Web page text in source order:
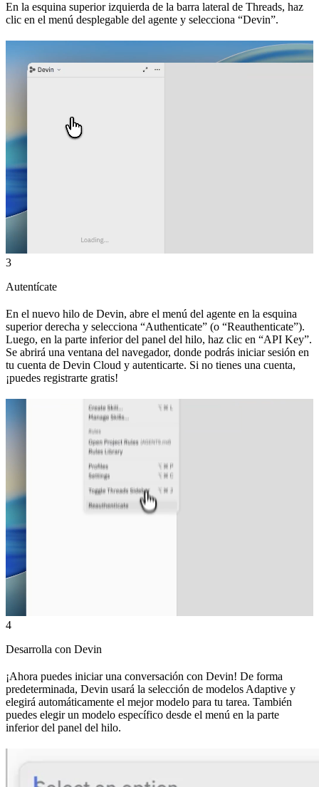
En la esquina superior izquierda de la barra lateral de Threads, haz
clic en el menú desplegable del agente y selecciona “Devin”.
3
Autentícate
En el nuevo hilo de Devin, abre el menú del agente en la esquina
superior derecha y selecciona “Authenticate” (o “Reauthenticate”).
Luego, en la parte inferior del panel del hilo, haz clic en “API Key”.
Se abrirá una ventana del navegador, donde podrás iniciar sesión en
tu cuenta de Devin Cloud y autenticarte. Si no tienes una cuenta,
¡puedes registrarte gratis!
4
Desarrolla con Devin
¡Ahora puedes iniciar una conversación con Devin! De forma
predeterminada, Devin usará la selección de modelos Adaptive y
elegirá automáticamente el mejor modelo para tu tarea. También
puedes elegir un modelo específico desde el menú en la parte
inferior del panel del hilo.